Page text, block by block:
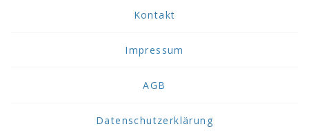
Kontakt
Impressum
AGB
Datenschutzerklärung